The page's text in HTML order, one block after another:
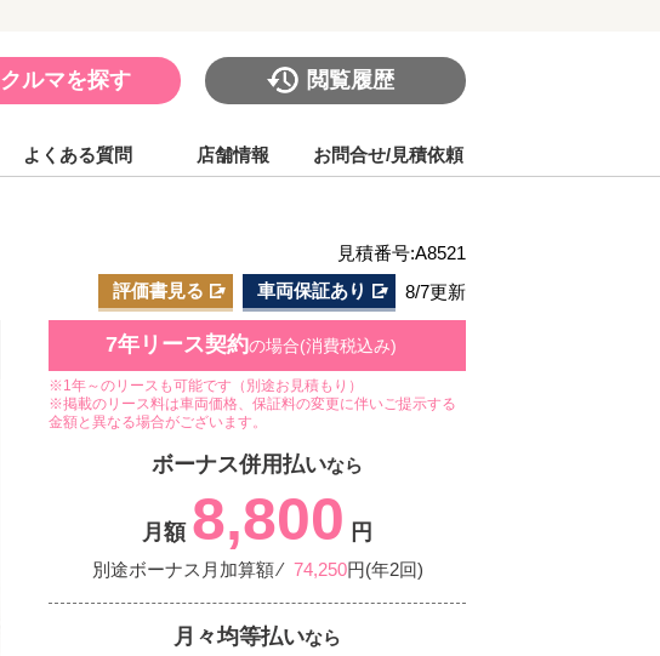
クルマを探す 閲覧履歴
よくある質問 店舗情報 お問合せ/見積依頼
見積番号:A8521
評価書見る 車両保証あり 8/7更新
7年リース契約の場合(消費税込み)
※1年～のリースも可能です（別途お見積もり）
※掲載のリース料は車両価格、保証料の変更に伴いご提示する
金額と異なる場合がございます。
ボーナス併用払いなら
月額 8,800 円
別途ボーナス月加算額 ⁄ 74,250円(年2回)
月々均等払いなら